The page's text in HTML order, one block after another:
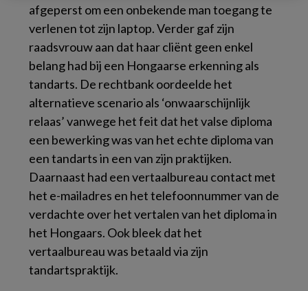
afgeperst om een onbekende man toegang te
verlenen tot zijn laptop. Verder gaf zijn
raadsvrouw aan dat haar cliënt geen enkel
belang had bij een Hongaarse erkenning als
tandarts. De rechtbank oordeelde het
alternatieve scenario als ‘onwaarschijnlijk
relaas’ vanwege het feit dat het valse diploma
een bewerking was van het echte diploma van
een tandarts in een van zijn praktijken.
Daarnaast had een vertaalbureau contact met
het e-mailadres en het telefoonnummer van de
verdachte over het vertalen van het diploma in
het Hongaars. Ook bleek dat het
vertaalbureau was betaald via zijn
tandartspraktijk.